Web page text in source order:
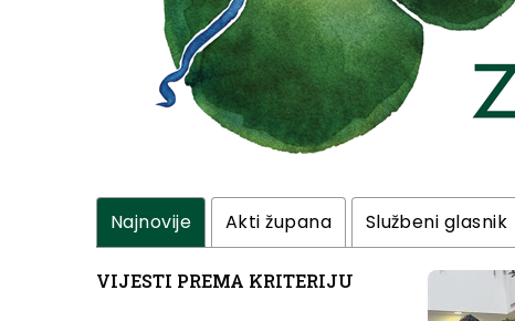
Najnovije Akti župana Službeni glasnik
VIJESTI PREMA KRITERIJU